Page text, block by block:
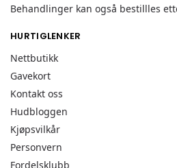
Behandlinger kan også bestillles
HURTIGLENKER
Nettbutikk
Gavekort
Kontakt oss
Hudbloggen
Kjøpsvilkår
Personvern
Fordelsklubb